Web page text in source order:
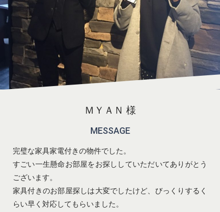
ＭＹＡＮ 様
MESSAGE
完璧な家具家電付きの物件でした。
すごい一生懸命お部屋をお探ししていただいてありがとう
ございます。
家具付きのお部屋探しは大変でしたけど、びっくりするく
らい早く対応してもらいました。